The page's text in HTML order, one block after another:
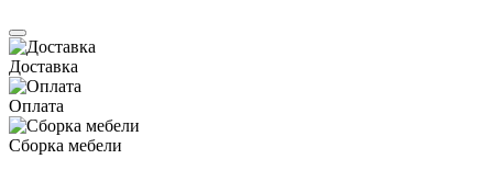
Доставка
Оплата
Сборка мебели